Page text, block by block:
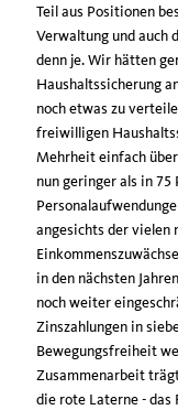
Teil aus Positionen
Verwaltung und auch
denn je. Wir hätten
Haushaltssicherung
noch etwas zu
freiwilligen
Mehrheit einfach
nun geringer als in
angesichts der vielen
in den nächsten
noch weiter
Zinszahlungen in
Bewegungsfreiheit
Zusammenarbeit
die rote Laterne - das